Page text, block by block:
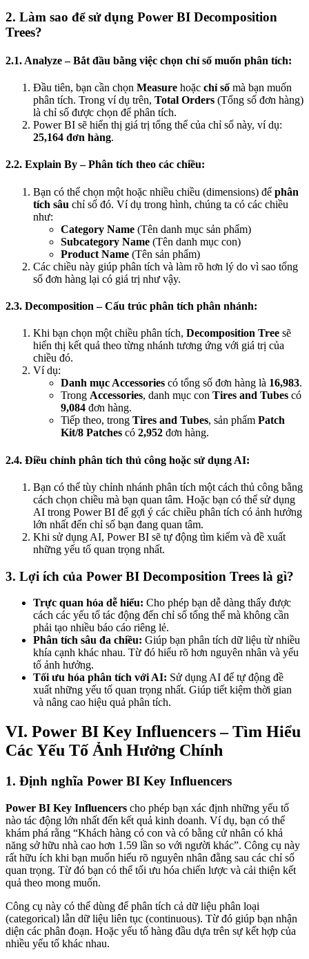
2. Làm sao để sử dụng Power BI Decomposition
Trees?
2.1. Analyze – Bắt đầu bằng việc chọn chỉ số muốn phân tích:
Đầu tiên, bạn cần chọn Measure hoặc chỉ số mà bạn muốn
phân tích. Trong ví dụ trên, Total Orders (Tổng số đơn hàng)
là chỉ số được chọn để phân tích.
Power BI sẽ hiển thị giá trị tổng thể của chỉ số này, ví dụ:
25,164 đơn hàng.
2.2. Explain By – Phân tích theo các chiều:
Bạn có thể chọn một hoặc nhiều chiều (dimensions) để phân
tích sâu chỉ số đó. Ví dụ trong hình, chúng ta có các chiều
như:
Category Name (Tên danh mục sản phẩm)
Subcategory Name (Tên danh mục con)
Product Name (Tên sản phẩm)
Các chiều này giúp phân tích và làm rõ hơn lý do vì sao tổng
số đơn hàng lại có giá trị như vậy.
2.3. Decomposition – Cấu trúc phân tích phân nhánh:
Khi bạn chọn một chiều phân tích, Decomposition Tree sẽ
hiển thị kết quả theo từng nhánh tương ứng với giá trị của
chiều đó.
Ví dụ:
Danh mục Accessories có tổng số đơn hàng là 16,983.
Trong Accessories, danh mục con Tires and Tubes có
9,084 đơn hàng.
Tiếp theo, trong Tires and Tubes, sản phẩm Patch
Kit/8 Patches có 2,952 đơn hàng.
2.4. Điều chỉnh phân tích thủ công hoặc sử dụng AI:
Bạn có thể tùy chỉnh nhánh phân tích một cách thủ công bằng
cách chọn chiều mà bạn quan tâm. Hoặc bạn có thể sử dụng
AI trong Power BI để gợi ý các chiều phân tích có ảnh hưởng
lớn nhất đến chỉ số bạn đang quan tâm.
Khi sử dụng AI, Power BI sẽ tự động tìm kiếm và đề xuất
những yếu tố quan trọng nhất.
3. Lợi ích của Power BI Decomposition Trees là gì?
Trực quan hóa dễ hiểu: Cho phép bạn dễ dàng thấy được
cách các yếu tố tác động đến chỉ số tổng thể mà không cần
phải tạo nhiều báo cáo riêng lẻ.
Phân tích sâu đa chiều: Giúp bạn phân tích dữ liệu từ nhiều
khía cạnh khác nhau. Từ đó hiểu rõ hơn nguyên nhân và yếu
tố ảnh hưởng.
Tối ưu hóa phân tích với AI: Sử dụng AI để tự động đề
xuất những yếu tố quan trọng nhất. Giúp tiết kiệm thời gian
và nâng cao hiệu quả phân tích.
VI. Power BI Key Influencers – Tìm Hiểu
Các Yếu Tố Ảnh Hưởng Chính
1. Định nghĩa Power BI Key Influencers
Power BI Key Influencers cho phép bạn xác định những yếu tố
nào tác động lớn nhất đến kết quả kinh doanh. Ví dụ, bạn có thể
khám phá rằng “Khách hàng có con và có bằng cử nhân có khả
năng sở hữu nhà cao hơn 1.59 lần so với người khác”. Công cụ này
rất hữu ích khi bạn muốn hiểu rõ nguyên nhân đằng sau các chỉ số
quan trọng. Từ đó bạn có thể tối ưu hóa chiến lược và cải thiện kết
quả theo mong muốn.
Công cụ này có thể dùng để phân tích cả dữ liệu phân loại
(categorical) lẫn dữ liệu liên tục (continuous). Từ đó giúp bạn nhận
diện các phân đoạn. Hoặc yếu tố hàng đầu dựa trên sự kết hợp của
nhiều yếu tố khác nhau.